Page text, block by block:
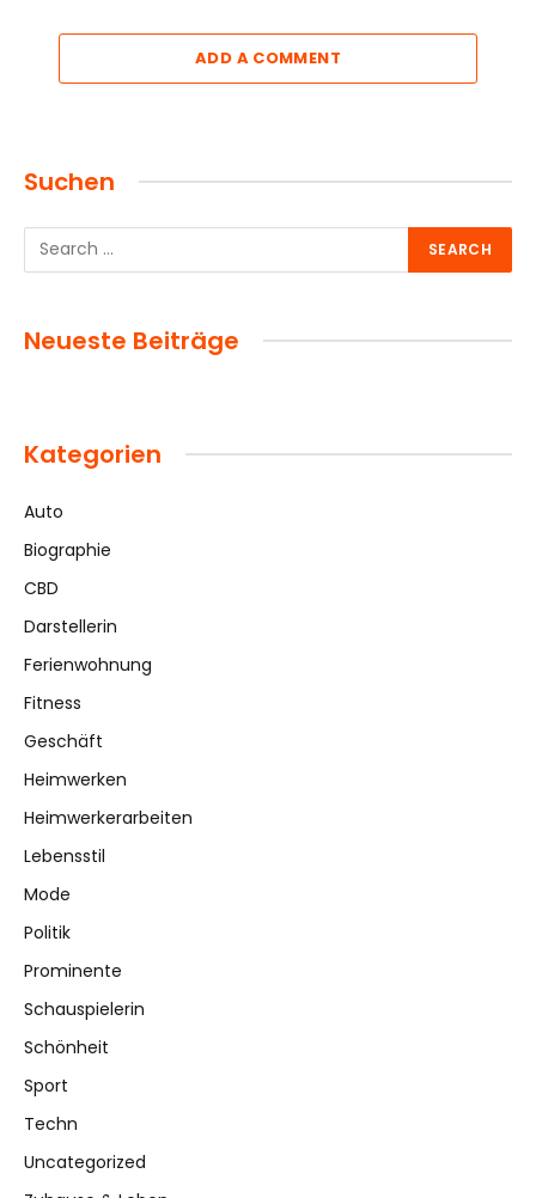
ADD A COMMENT
Suchen
Neueste Beiträge
Kategorien
Auto
Biographie
CBD
Darstellerin
Ferienwohnung
Fitness
Geschäft
Heimwerken
Heimwerkerarbeiten
Lebensstil
Mode
Politik
Prominente
Schauspielerin
Schönheit
Sport
Techn
Uncategorized